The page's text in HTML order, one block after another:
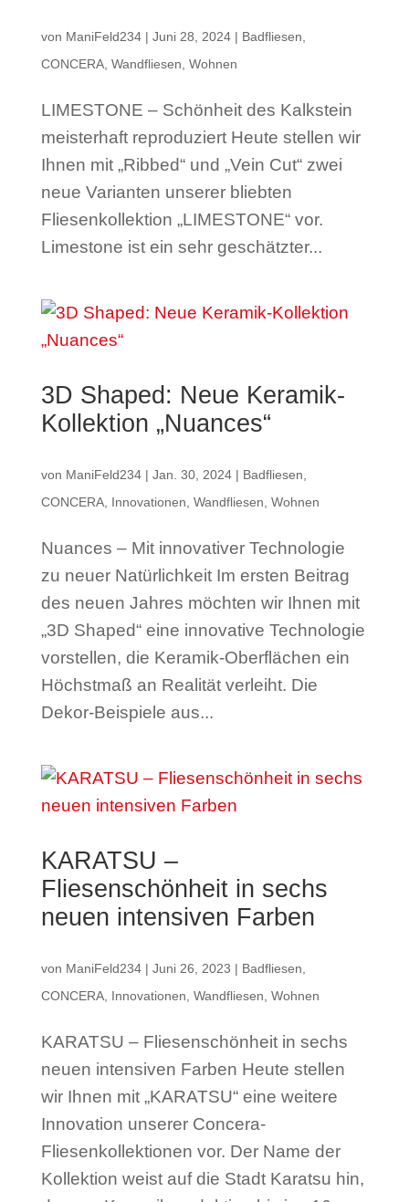
von ManiFeld234| Juni 28, 2024| Badfliesen
CONCERA, Wandfliesen Wohnen
LIMESTONE – Schönheit des Kalkstein
meisterhaft reproduziert Heute stellen wir
Ihnen mit „Ribbed“ und „Vein Cut“ zwei
neue Varianten unserer bliebten
Fliesenkollektion „LIMESTONE“ vor.
Limestone ist ein sehr geschätzter...
3D Shaped: Neue Keramik-
Kollektion „Nuances“
von ManiFeld234| Jan. 30, 2024| Badfliesen
CONCERA, Innovationen Wandfliesen Wohnen
Nuances – Mit innovativer Technologie
zu neuer Natürlichkeit Im ersten Beitrag
des neuen Jahres möchten wir Ihnen mit
„3D Shaped“ eine innovative Technologie
vorstellen, die Keramik-Oberflächen ein
Höchstmaß an Realität verleiht. Die
Dekor-Beispiele aus...
KARATSU –
Fliesenschönheit in sechs
neuen intensiven Farben
von ManiFeld234| Juni 26, 2023 | Badfliesen
CONCERA, Innovationen Wandfliesen Wohnen
KARATSU – Fliesenschönheit in sechs
neuen intensiven Farben Heute stellen
wir Ihnen mit „KARATSU“ eine weitere
Innovation unserer Concera-
Fliesenkollektionen vor. Der Name der
Kollektion weist auf die Stadt Karatsu hin,